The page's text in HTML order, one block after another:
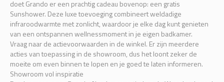
doet Grando er een prachtig cadeau bovenop: een gratis
Sunshower. Deze luxe toevoeging combineert weldadige
infraroodwarmte met zonlicht, waardoor je elke dag kunt genieten
van een ontspannen wellnessmoment in je eigen badkamer.
Vraag naar de actievoorwaarden in de winkel. Er zijn meerdere
acties van toepassing in de showroom, dus het loont zeker de
moeite om even binnen te lopen en je goed te laten informeren.
Showroom vol inspiratie